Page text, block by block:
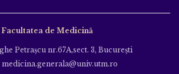
Facultatea de Medicină
Petraşcu nr.67A,sect. 3, Bucureşti
medicina.generala@univ.utm.ro